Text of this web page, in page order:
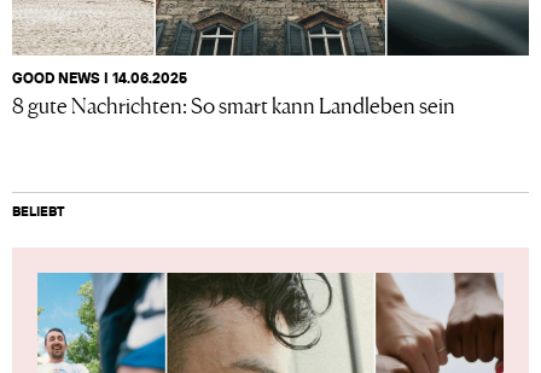
GOOD NEWS I 14.06.2025
8 gute Nachrichten: So smart kann Landleben sein
BELIEBT